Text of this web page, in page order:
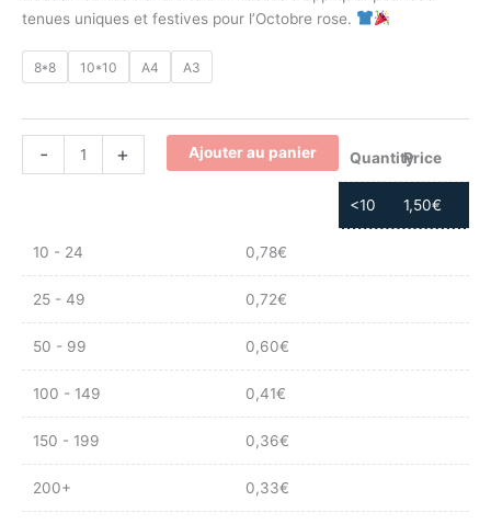
tenues uniques et festives pour l’Octobre rose.
8*8 10*10 A4 A3
- + Ajouter au panier QuantityPrice
<10 1,50€
10 - 24 0,78€
25 - 49 0,72€
50 - 99 0,60€
100 - 149 0,41€
150 - 199 0,36€
200+ 0,33€